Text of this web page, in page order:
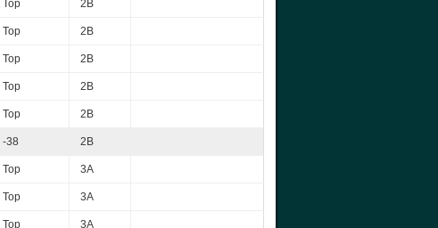
Top 2B
Top 2B
Top 2B
Top 2B
Top 2B
-38 2B
Top 3A
Top 3A
Top 3A